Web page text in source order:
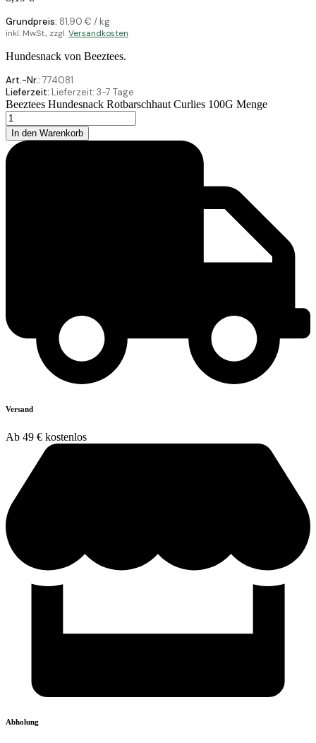
Grundpreis: 81,90€ / kg
inkl. MwSt., zzgl.Versandkosten
Hundesnack von Beeztees.
Art.-Nr.: 774081
Lieferzeit: Lieferzeit: 3-7 Tage
Beeztees Hundesnack Rotbarschhaut Curlies 100G Menge
In den Warenkorb
Versand
Ab 49 € kostenlos
Abholung